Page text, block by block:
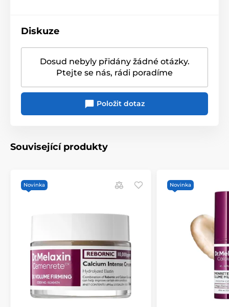
Diskuze
Dosud nebyly přidány žádné otázky.
Ptejte se nás, rádi poradíme
Položit dotaz
Související produkty
Novinka Novinka